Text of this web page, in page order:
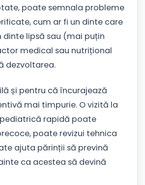
poate semnala probleme
cum ar fi un dinte care
dinte lipsă sau (mai puțin
medical sau nutrițional
dezvoltarea.
și pentru că încurajează
mai timpurie. O vizită la
rapidă poate
poate revizui tehnica
ajuta părinții să prevină
ca acestea să devină